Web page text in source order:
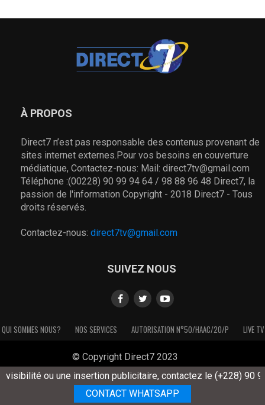
À PROPOS
Direct7 n’est pas responsable des contenus provenant de
sites internet externes.Pour vos besoins en couverture
médiatique, Contactez-nous: Mail: direct7tv@gmail.com
Téléphone :(00228) 90 99 94 64 / 98 88 96 48 Direct7, la
passion de l'information Copyright - 2018 Direct7 - Tous
droits réservés.
Contactez-nous: direct7tv@gmail.com
SUIVEZ NOUS
QUI SOMMES NOUS? NOS SERVICES AUTORISATION N°50/HAAC/20/P LIVE TV
© Copyright Direct7 2023
ou une insertion publicitaire, contactez le (+228) 90 99
CONTACT WHATSAPP